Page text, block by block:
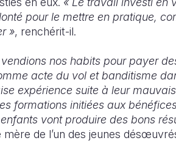
pour le mettre en pratique,
», renchérit-il.
nos habits pour payer
acte du vol et banditisme
expérience suite à leur
formations initiées aux
vont produire des bons
mère de l’un des jeunes